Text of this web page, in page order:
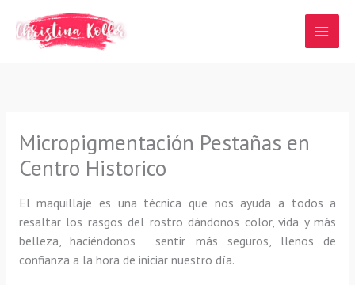
contenido
Micropigmentación Pestañas en
Centro Historico
El maquillaje es una técnica que nos ayuda a todos a
resaltar los rasgos del rostro dándonos color, vida y más
belleza, haciéndonos sentir más seguros, llenos de
confianza a la hora de iniciar nuestro día.